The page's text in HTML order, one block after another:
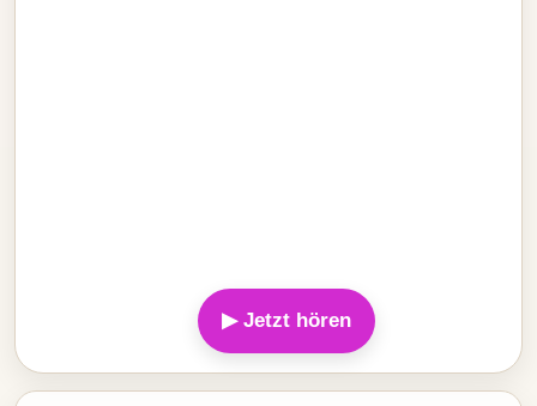
▶ Jetzt hören